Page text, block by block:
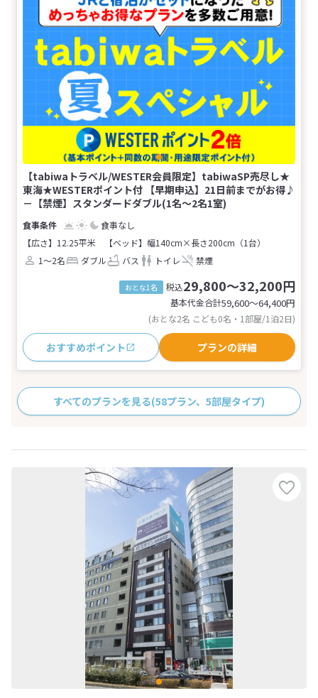
【tabiwaトラベル/WESTER会員限定】tabiwaSP売尽し★
東海★WESTERポイント付 【早期申込】21日前までがお得♪
－【禁煙】スタンダードダブル(1名～2名1室)
食事なし
【広さ】12.25平米
【ベッド】幅140cm×長さ200cm（1台）
1～2名
ダブル バス トイレ 禁煙
おとな1名 税込29,800～32,200円
基本代金合計59,600〜64,400円
(おとな2名 こども0名・1部屋/1泊2日)
おすすめポイント プランの詳細
すべてのプランを見る(58プラン、5部屋タイプ)